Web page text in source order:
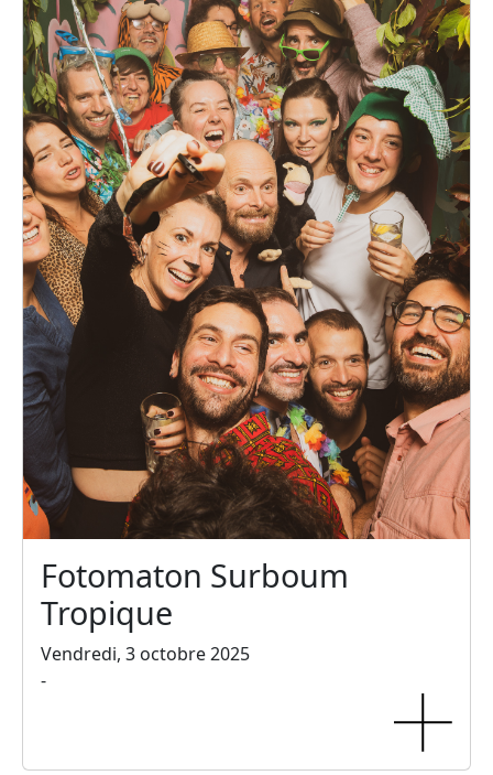
Fotomaton Surboum
Tropique
Vendredi, 3 octobre 2025
-